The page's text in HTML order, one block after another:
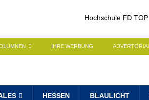
IHRE WERBUNG ADVERTORIAL
HESSEN BLAULICHT